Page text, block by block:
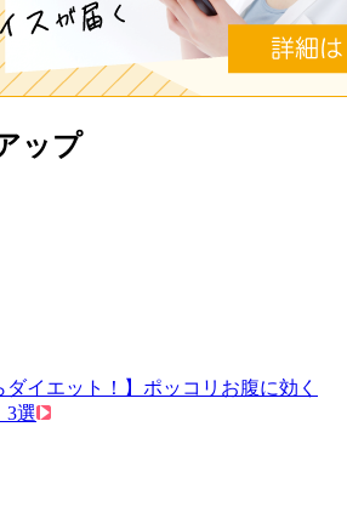
ップ
ダイエット！】ポッコリお腹に効く
3選